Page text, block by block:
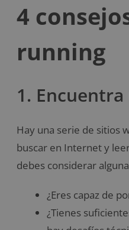
4
running
1.
Hay una serie de sitios
buscar en Internet y
debes considerar
¿Eres capaz de
¿Tienes